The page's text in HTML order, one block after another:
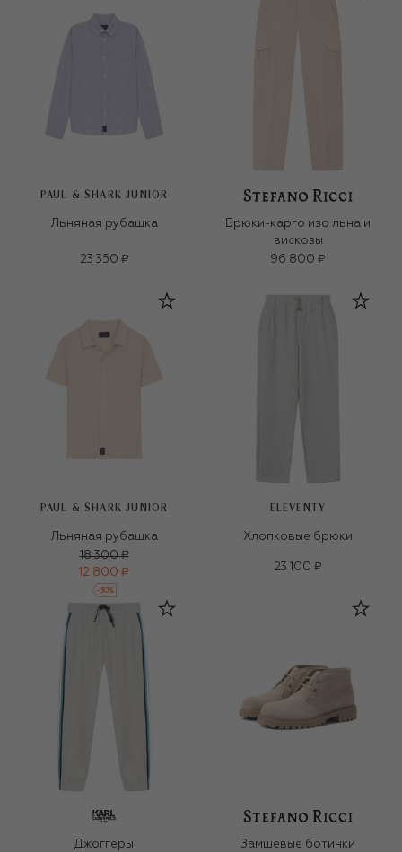
PAUL & SHARK JUNIOR
Льняная рубашка
23 350 ₽
Брюки-карго изо льна и
вискозы
96 800 ₽
PAUL & SHARK JUNIOR
Льняная рубашка
18 300 ₽
12 800 ₽
-30%
ELEVENTY
Хлопковые брюки
23 100 ₽
Джоггеры
Замшевые ботинки